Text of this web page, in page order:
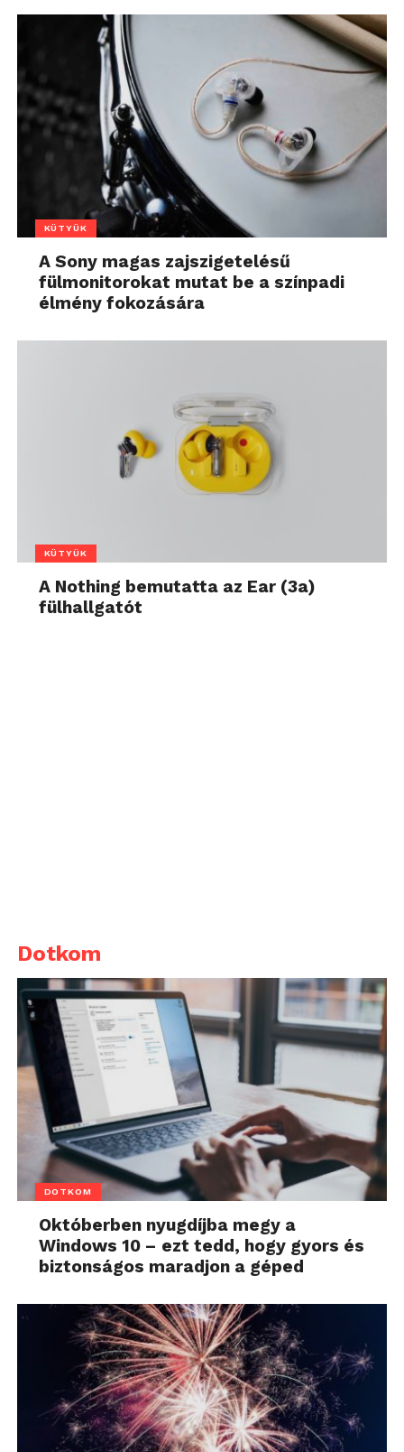
KÜTYÜK
A Sony magas zajszigetelésű
fülmonitorokat mutat be a színpadi
élmény fokozására
KÜTYÜK
A Nothing bemutatta az Ear (3a)
fülhallgatót
Dotkom
DOTKOM
Októberben nyugdíjba megy a
Windows 10 – ezt tedd, hogy gyors és
biztonságos maradjon a géped